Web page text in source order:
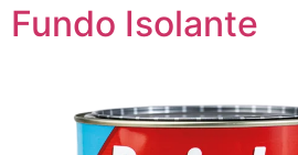
Fundo Isolante